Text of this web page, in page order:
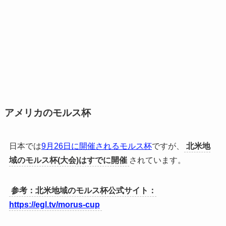
アメリカのモルス杯
日本では9月26日に開催されるモルス杯ですが、
北米地
域のモルス杯(大会)はすでに開催 されています。
参考：北米地域のモルス杯公式サイト：
https://egl.tv/morus-cup